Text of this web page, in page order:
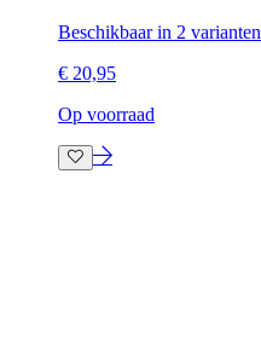
Beschikbaar in 2 varianten
€ 20,95
Op voorraad